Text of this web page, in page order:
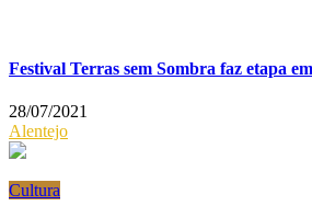
Festival Terras sem Sombra faz etapa
28/07/2021
Alentejo
Cultura